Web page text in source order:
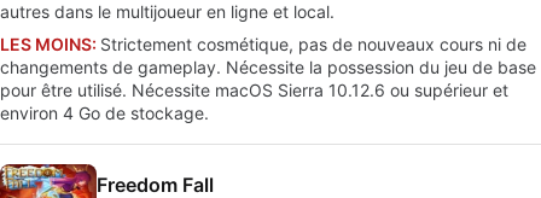
autres dans le multijoueur en ligne et local.
LES MOINS: Strictement cosmétique, pas de nouveaux cours ni de
changements de gameplay. Nécessite la possession du jeu de base
pour être utilisé. Nécessite macOS Sierra 10.12.6 ou supérieur et
environ 4 Go de stockage.
Freedom Fall